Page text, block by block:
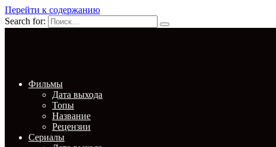
Перейти к содержанию
Search for:
Фильмы
Дата выхода
Топы
Название
Рецензии
Сериалы